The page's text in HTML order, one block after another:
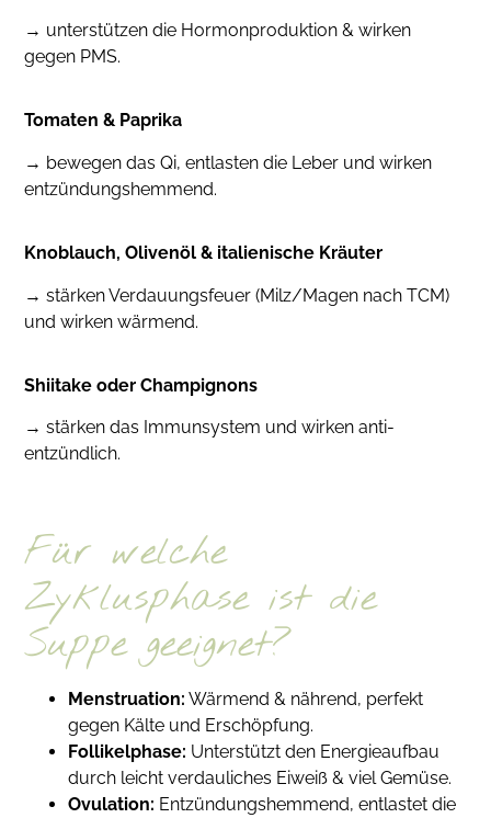
→ unterstützen die Hormonproduktion & wirken
gegen PMS.
Tomaten & Paprika
→ bewegen das Qi, entlasten die Leber und wirken
entzündungshemmend.
Knoblauch, Olivenöl & italienische Kräuter
→ stärken Verdauungsfeuer (Milz/Magen nach TCM)
und wirken wärmend.
Shiitake oder Champignons
→ stärken das Immunsystem und wirken anti-
entzündlich.
Für welche
Zyklusphase ist die
Suppe geeignet?
Menstruation: Wärmend & nährend, perfekt
gegen Kälte und Erschöpfung.
Follikelphase: Unterstützt den Energieaufbau
durch leicht verdauliches Eiweiß & viel Gemüse.
Ovulation: Entzündungshemmend, entlastet die